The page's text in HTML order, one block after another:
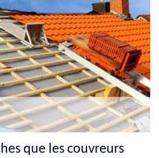
que les couvreurs